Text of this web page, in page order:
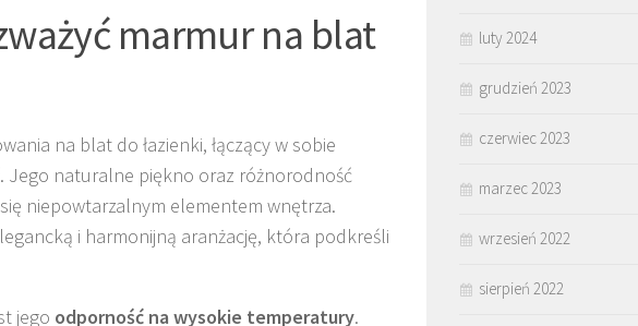
marmur na blat
na blat do łazienki, łączący w sobie
. Jego naturalne piękno oraz różnorodność
niepowtarzalnym elementem wnętrza.
i harmonijną aranżację, która podkreśli
jego odporność na wysokie temperatury.
luty 2024
grudzień 2023
czerwiec 2023
marzec 2023
wrzesień 2022
sierpień 2022